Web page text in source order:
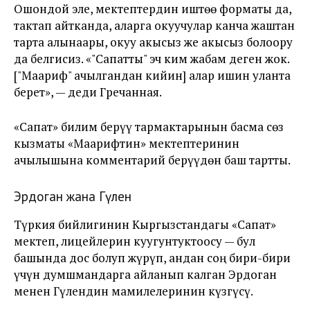
Ошондой эле, мектептердин иштөө форматы да,
тактап айтканда, аларга окуучулар канча жаштан
тарта алынаары, окуу акысыз же акысыз болоору
да белгисиз. «"Сапатты" эч ким жабам деген жок.
["Маариф" ачылгандан кийин] алар ишин уланта
берет», — деди Гречанная.
«Сапат» билим берүү тармактарынын басма сөз
кызматы «Маарифтин» мектептеринин
ачылышына комментарий берүүдөн баш тартты.
Эрдоган жана Гүлен
Түркия бийлигинин Кыргызстандагы «Сапат»
мектеп, лицейлерин куугунтуктоосу — бул
башында дос болуп жүрүп, андан соң бири-бири
үчүн думшмандарга айланып калган Эрдоган
менен Гүлендин мамилелеринин күзгүсү.